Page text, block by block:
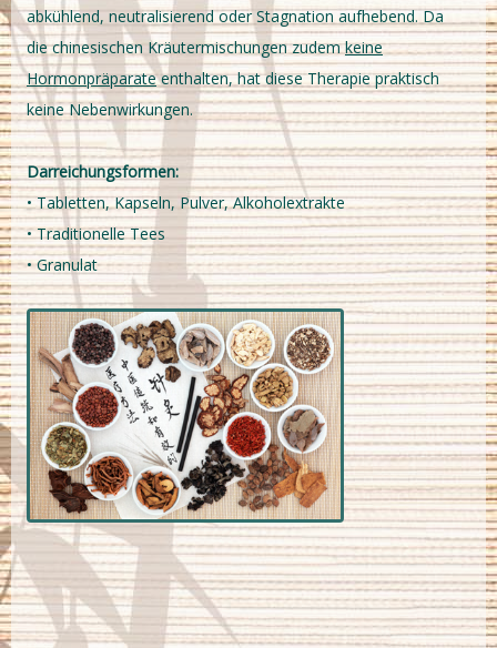
abkühlend, neutralisierend oder Stagnation aufhebend. Da
die chinesischen Kräutermischungen zudemkeine
Hormonpräparateenthalten, hat diese Therapie praktisch
keine Nebenwirkungen.
Darreichungsformen:
• Tabletten, Kapseln, Pulver, Alkoholextrakte
• Traditionelle Tees
• Granulat